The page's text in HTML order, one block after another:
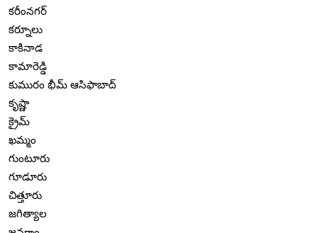
కరీంనగర్
కర్నూలు
కాకినాడ
కామారెడ్డి
కుమురం భీమ్ ఆసిఫాబాద్
కృష్ణా
క్రైమ్
ఖమ్మం
గుంటూరు
గూడూరు
చిత్తూరు
జగిత్యాల